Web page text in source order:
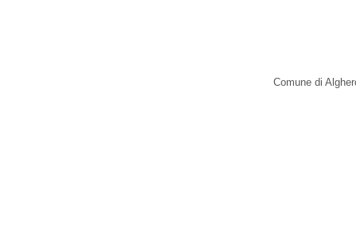
Comune di